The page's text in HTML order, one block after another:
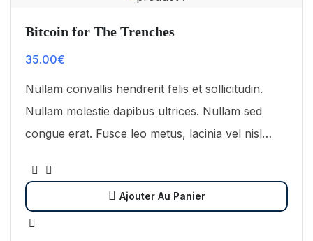
Bitcoin for The Trenches
35.00€
Nullam convallis hendrerit felis et sollicitudin.
Nullam molestie dapibus ultrices. Nullam sed
congue erat. Fusce leo metus, lacinia vel nisl
lectus, molestie mattis…
Ajouter Au Panier